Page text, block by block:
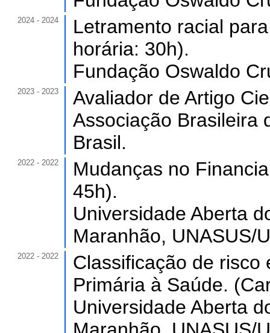
2024 - 2024
Letramento racial
horária: 30h).
Fundação Oswaldo
2023 - 2023
Avaliador de Artigo
Associação Brasileira
Brasil.
2022 - 2022
Mudanças no
45h).
Universidade Aberta
Maranhão, UNASUS/
2022 - 2022
Classificação de risco
Primária à Saúde.
Universidade Aberta